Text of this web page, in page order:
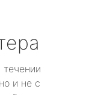
и не с